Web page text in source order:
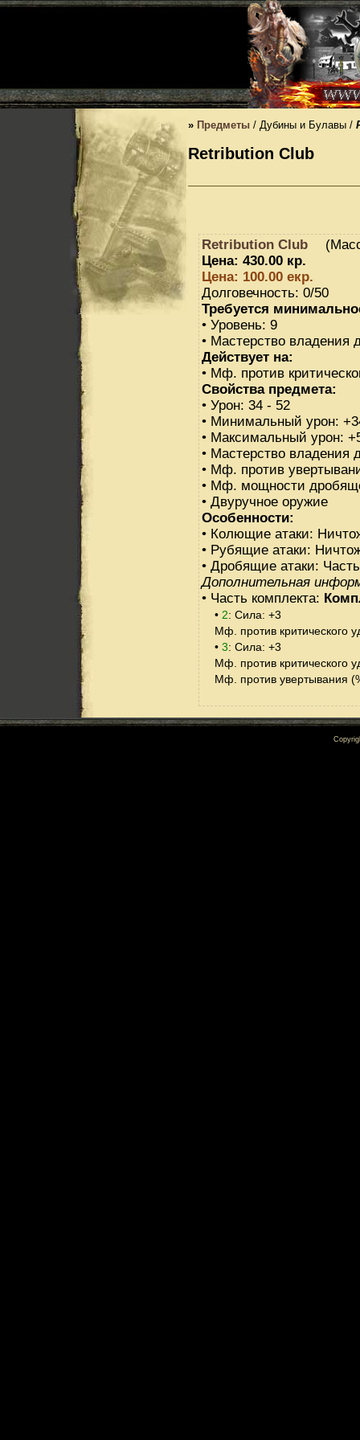
» Предметы / Дубины и Булавы /
Retribution Club
Retribution Club
Цена: 430.00 кр.
Цена: 100.00 екр.
Долговечность: 0/50
Требуется
• Уровень: 9
• Мастерство
Действует на:
• Мф. против
Свойства предмета:
• Урон: 34 - 52
• Минимальный урон:
• Максимальный урон:
• Мастерство
• Мф. против
• Мф. мощности
• Двуручное оружие
Особенности:
• Колющие атаки:
• Рубящие атаки:
• Дробящие атаки:
Дополнительная
• Часть комплекта:
• 2: Сила: +3
Мф. против критического
• 3: Сила: +3
Мф. против критического
Мф. против увертывания